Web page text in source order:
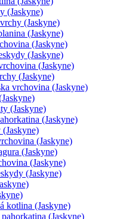
(Jaskyne)
(Jaskyne)
(Jaskyne)
(Jaskyne)
(Jaskyne)
(Jaskyne)
(Jaskyne)
vrchovina (Jaskyne)
(Jaskyne)
(Jaskyne)
(Jaskyne)
(Jaskyne)
(Jaskyne)
(Jaskyne)
kotlina (Jaskyne)
(Jaskyne)